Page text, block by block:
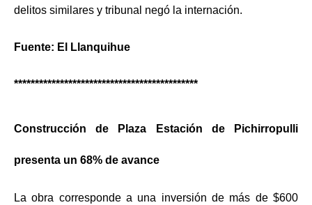
delitos similares y tribunal negó la internación.
Fuente: El Llanquihue
********************************************
Construcción de Plaza Estación de Pichirropulli
presenta un 68% de avance
La obra corresponde a una inversión de más de $600